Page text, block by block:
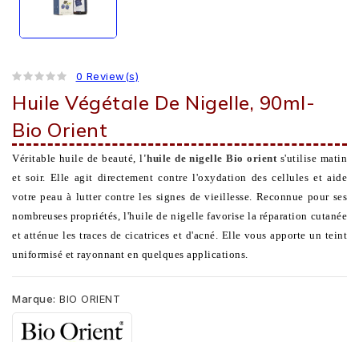
0 Review(s)
Huile Végétale De Nigelle, 90ml-
Bio Orient
Véritable huile de beauté, l'huile de nigelle Bio orients'utilise matin
et soir. Elle agit directement contre l'oxydation des cellules et aide
votre peau à lutter contre les signes de vieillesse. Reconnue pour ses
nombreuses propriétés, l'huile de nigelle favorise la réparation cutanée
et atténue les traces de cicatrices et d'acné. Elle vous apporte un teint
uniformisé et rayonnant en quelques applications.
Marque: BIO ORIENT